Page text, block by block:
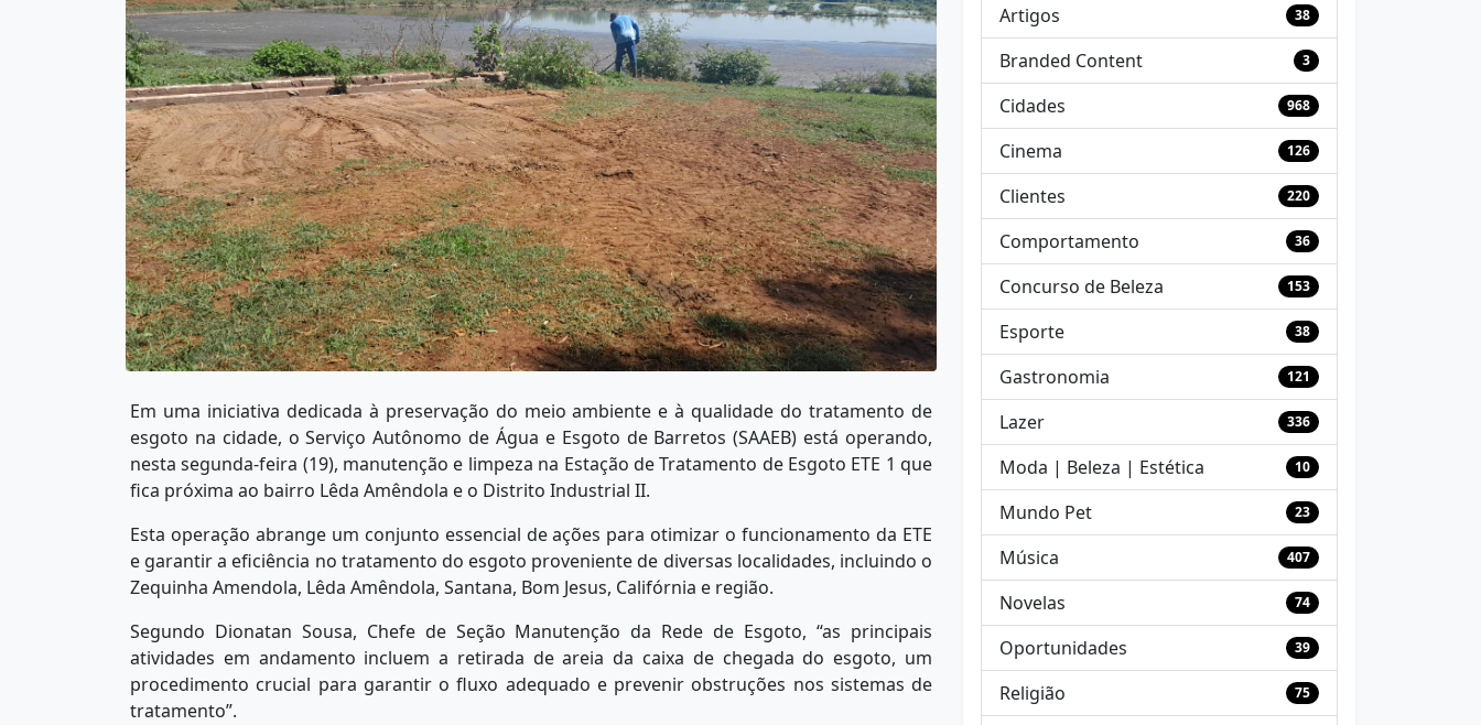
Em uma iniciativa dedicada à preservação do meio ambiente e à qualidade do tratamento de
esgoto na cidade, o Serviço Autônomo de Água e Esgoto de Barretos (SAAEB) está operando,
nesta segunda-feira (19), manutenção e limpeza na Estação de Tratamento de Esgoto ETE 1 que
fica próxima ao bairro Lêda Amêndola e o Distrito Industrial II.
Esta operação abrange um conjunto essencial de ações para otimizar o funcionamento da ETE
e garantir a eficiência no tratamento do esgoto proveniente de diversas localidades, incluindo o
Zequinha Amendola, Lêda Amêndola, Santana, Bom Jesus, Califórnia e região.
Segundo Dionatan Sousa, Chefe de Seção Manutenção da Rede de Esgoto, “as principais
atividades em andamento incluem a retirada de areia da caixa de chegada do esgoto, um
procedimento crucial para garantir o fluxo adequado e prevenir obstruções nos sistemas de
tratamento”.
Artigos 38
Branded Content 3
Cidades 968
Cinema 126
Clientes 220
Comportamento 36
Concurso de Beleza 153
Esporte 38
Gastronomia 121
Lazer 336
Moda | Beleza | Estética 10
Mundo Pet 23
Música 407
Novelas 74
Oportunidades 39
Religião 75